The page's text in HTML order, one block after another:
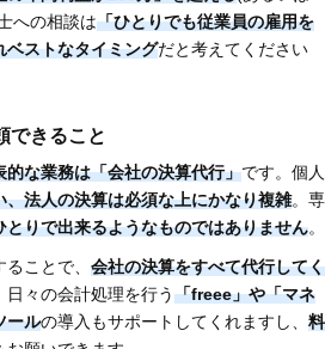
への相談は「ひとりでも従業員の雇用を
ベストなタイミングだと考えてください
できること
的な業務は「会社の決算代行」です。個人
、法人の決算は必須な上にかなり複雑。専
とりで出来るようなものではありません。
ことで、 会社の決算をすべて代行してく
々の会計処理を行う「freee」や「マネ
ールの導入もサポートしてくれますし、 料